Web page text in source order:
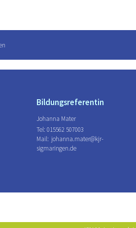
Bildungsreferentin
Johanna Mater
Tel: 015562 507003
Mail: johanna.mater@kjr-
sigmaringen.de